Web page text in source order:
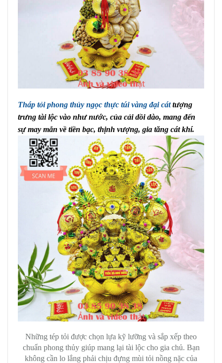
Tháp tỏi phong thủy ngọc thực túi vàng đại cáttượng
trưng tài lộc vào như nước, của cải dồi dào, mang đến
sự may mắn về tiền bạc, thịnh vượng, gia tăng cát khí.
Những tép tỏi được chọn lựa kỹ lưỡng và sắp xếp theo
chuẩn phong thủy giúp mang lại tài lộc cho gia chủ. Bạn
không cần lo lắng phải chịu đựng mùi tỏi nồng nặc của